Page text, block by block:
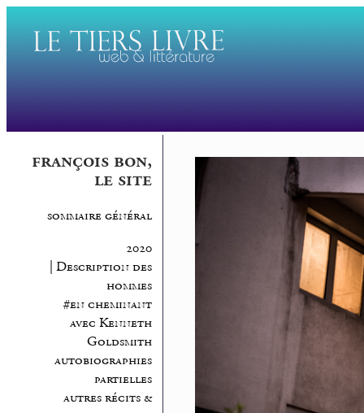
françois bon,
le site
sommaire général
2020
| Description des
hommes
#en cheminant
avec Kenneth
Goldsmith
autobiographies
partielles
autres récits &